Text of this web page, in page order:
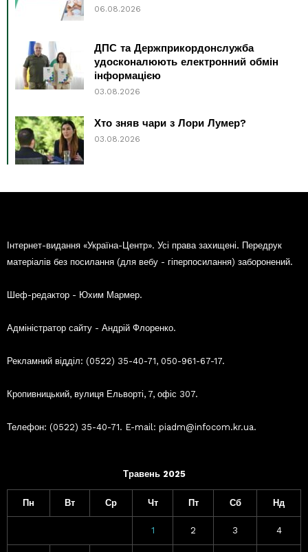
06.08.2026
ДПС та Держприкордонслужба
удосконалюють електронний обмін
інформацією
03.08.2026
Хто зняв чари з Лори Лумер?
03.08.2026
Інтернет-видання «Україна-Центр». Усі права захищені. Передрук
матеріалів без посилання (для вебу - гіперпосилання) заборонений.
Шеф-редактор - Юхим Мармер.
Адміністратор сайту - Андрій Флоренко.
Рекламний відділ: (0522) 35-40-71, 050-961-67-17.
Кропивницький, вулиця Ельворті, 7, офіс 307.
Телефон: (0522) 35-40-71. E-mail: piadm@infocom.kr.ua.
Травень 2025
Пн Вт Ср Чт Пт Сб Нд
1 2 3 4